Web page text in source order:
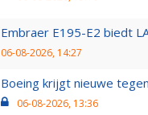
Embraer E195-E2 biedt
06-08-2026, 14:27
Boeing krijgt nieuwe
06-08-2026, 13:36